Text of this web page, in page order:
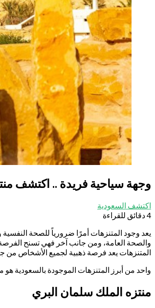
وجهة سياحية فريدة .. اكتشف
اكتشف السعودية
4 دقائق للقراءة
يعد وجود المتنزهات أمرًا ضرورياً للصحة
والصحة العامة، ومن جانب آخر فهي تسنح
المتنزهات يعد فرصة ذهبية لجميع الأشخاص من
واحد من أبرز المتنزهات الموجودة بالسعودية
منتزه الملك سلمان البري